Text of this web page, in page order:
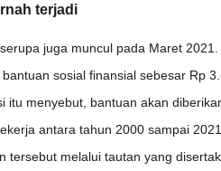
terjadi
juga muncul pada Maret
sosial finansial sebesar Rp
itu menyebut, bantuan akan
antara tahun 2000 sampai
tersebut melalui tautan yang